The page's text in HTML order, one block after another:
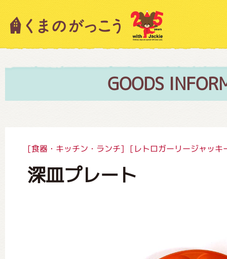
GOODS
[食器・キッチン・ランチ] [レトロガーリージャッキ
深皿プレート
キャラクター紹介
絵本・作家紹介